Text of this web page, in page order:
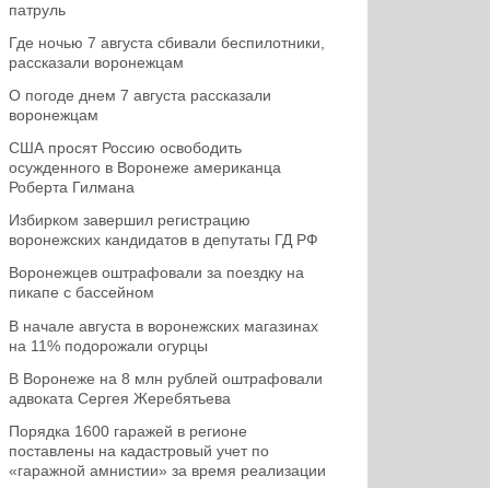
патруль
Где ночью 7 августа сбивали беспилотники,
рассказали воронежцам
О погоде днем 7 августа рассказали
воронежцам
США просят Россию освободить
осужденного в Воронеже американца
Роберта Гилмана
Избирком завершил регистрацию
воронежских кандидатов в депутаты ГД РФ
Воронежцев оштрафовали за поездку на
пикапе с бассейном
В начале августа в воронежских магазинах
на 11% подорожали огурцы
В Воронеже на 8 млн рублей оштрафовали
адвоката Сергея Жеребятьева
Порядка 1600 гаражей в регионе
поставлены на кадастровый учет по
«гаражной амнистии» за время реализации